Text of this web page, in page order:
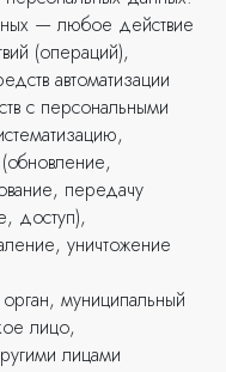
— любое действие
(операций),
автоматизации
с персональными
передачу
доступ),
уничтожение
муниципальный
лицо,
лицами